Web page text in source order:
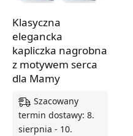
Klasyczna
elegancka
kapliczka nagrobna
z motywem serca
dla Mamy
Szacowany
termin dostawy: 8.
sierpnia - 10.